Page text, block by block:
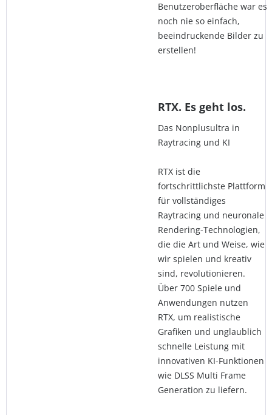
Benutzeroberfläche war es
noch nie so einfach,
beeindruckende Bilder zu
erstellen!
RTX. Es geht los.
Das Nonplusultra in
Raytracing und KI
RTX ist die
fortschrittlichste Plattform
für vollständiges
Raytracing und neuronale
Rendering-Technologien,
die die Art und Weise, wie
wir spielen und kreativ
sind, revolutionieren.
Über 700 Spiele und
Anwendungen nutzen
RTX, um realistische
Grafiken und unglaublich
schnelle Leistung mit
innovativen KI-Funktionen
wie DLSS Multi Frame
Generation zu liefern.